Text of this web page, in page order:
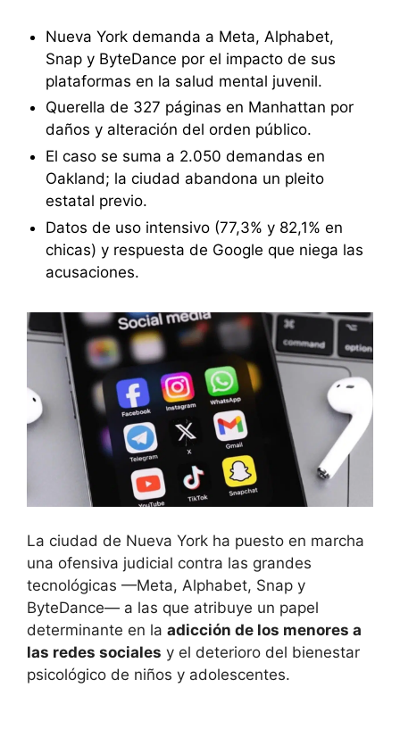
Nueva York demanda a Meta, Alphabet,
Snap y ByteDance por el impacto de sus
plataformas en la salud mental juvenil.
Querella de 327 páginas en Manhattan por
daños y alteración del orden público.
El caso se suma a 2.050 demandas en
Oakland; la ciudad abandona un pleito
estatal previo.
Datos de uso intensivo (77,3% y 82,1% en
chicas) y respuesta de Google que niega las
acusaciones.
La ciudad de Nueva York ha puesto en marcha
una ofensiva judicial contra las grandes
tecnológicas —Meta, Alphabet, Snap y
ByteDance— a las que atribuye un papel
determinante en la adicción de los menores a
las redes sociales y el deterioro del bienestar
psicológico de niños y adolescentes.